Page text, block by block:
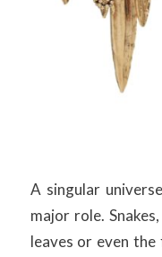
A singular
major role.
leaves or even